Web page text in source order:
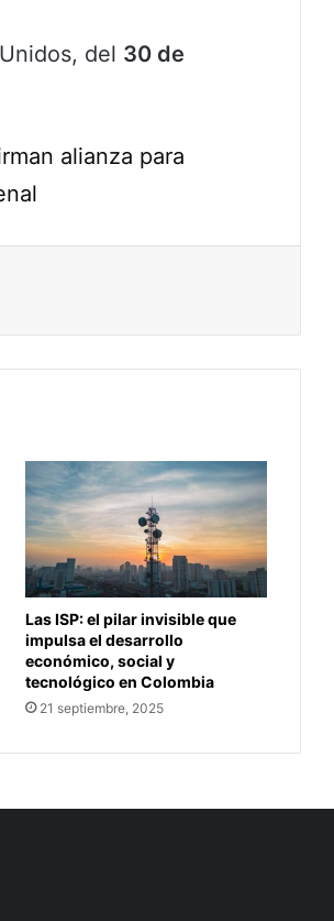
del 30 de
alianza para
Las ISP: el pilar invisible que
impulsa el desarrollo
económico, social y
tecnológico en Colombia
21 septiembre, 2025